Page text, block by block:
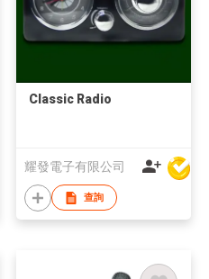
Classic Radio
耀發電子有限公司
查詢